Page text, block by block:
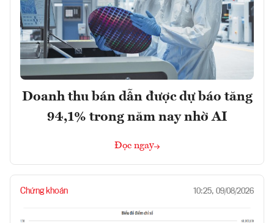
Doanh thu bán dẫn được dự báo tăng
94,1% trong năm nay nhờ AI
Đọc ngay
Chứng khoán 10:25, 09/08/2026